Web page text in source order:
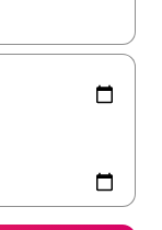
navegar